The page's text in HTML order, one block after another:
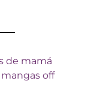
de mamá
mangas off